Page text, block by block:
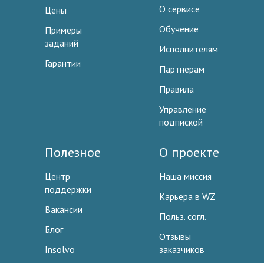
Цены
Примеры
заданий
Гарантии
О сервисе
Обучение
Исполнителям
Партнерам
Правила
Управление
подпиской
Полезное
Центр
поддержки
Вакансии
Блог
Insolvo
О проекте
Наша миссия
Карьера в WZ
Польз. согл.
Отзывы
заказчиков